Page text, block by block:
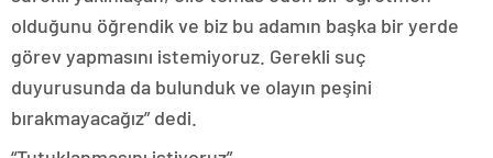
olduğunu öğrendik ve biz bu adamın başka bir yerde
görev yapmasını istemiyoruz. Gerekli suç
duyurusunda da bulunduk ve olayın peşini
bırakmayacağız” dedi.